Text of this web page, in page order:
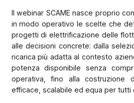
Il webinar SCAME nasce proprio
in modo operativo le scelte che
progetti di elettrificazione delle
alle decisioni concrete: dalla
ricarica più adatta al contesto
potenza disponibile senza
operativa, fino alla costruzione
efficace, scalabile ed equa per tutti